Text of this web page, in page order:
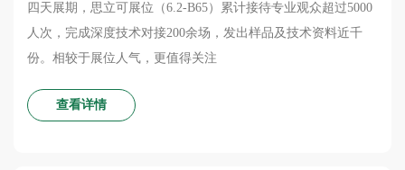
四天展期，思立可展位（6.2-B65）累计接待专业观众超过5000
人次，完成深度技术对接200余场，发出样品及技术资料近千
份。相较于展位人气，更值得关注
查看详情